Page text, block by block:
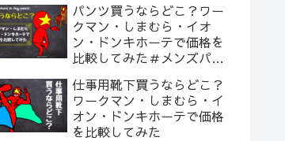
パンツ買うならどこ？ワー
クマン・しまむら・イオ
ン・ドンキホーテで価格を
比較してみた＃メンズパン
仕事用靴下買うならどこ？
ワークマン・しまむら・イ
オン・ドンキホーテで価格
を比較してみた